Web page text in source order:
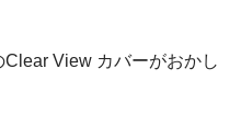
View カバーがおかし